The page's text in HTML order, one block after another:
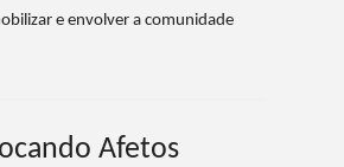
e envolver a comunidade
Afetos